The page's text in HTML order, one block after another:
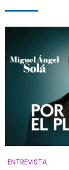
ENTREVISTA